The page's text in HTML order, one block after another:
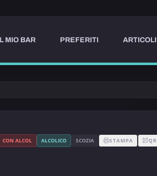
MIO BAR PREFERITI ARTICOLI
CON ALCOL ALCOLICO SCOZIA STAMPA QR